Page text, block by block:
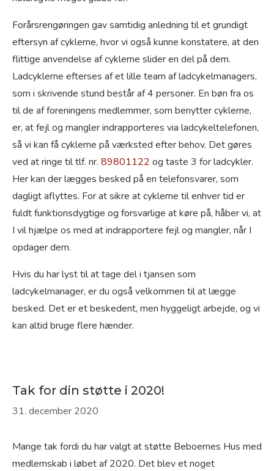
Forårsrengøringen gav samtidig anledning til et grundigt
eftersyn af cyklerne, hvor vi også kunne konstatere, at den
flittige anvendelse af cyklerne slider en del på dem.
Ladcyklerne efterses af et lille team af ladcykelmanagers,
som i skrivende stund består af 4 personer. En bøn fra os
til de af foreningens medlemmer, som benytter cyklerne,
er, at fejl og mangler indrapporteres via ladcykeltelefonen,
så vi kan få cyklerne på værksted efter behov. Det gøres
ved at ringe til tlf. nr. 89801122 og taste 3 for ladcykler.
Her kan der lægges besked på en telefonsvarer, som
dagligt aflyttes. For at sikre at cyklerne til enhver tid er
fuldt funktionsdygtige og forsvarlige at køre på, håber vi, at
I vil hjælpe os med at indrapportere fejl og mangler, når I
opdager dem.
Hvis du har lyst til at tage del i tjansen som
ladcykelmanager, er du også velkommen til at lægge
besked. Det er et beskedent, men hyggeligt arbejde, og vi
kan altid bruge flere hænder.
Tak for din støtte i 2020!
31. december 2020
Mange tak fordi du har valgt at støtte Beboernes Hus med
medlemskab i løbet af 2020. Det blev et noget